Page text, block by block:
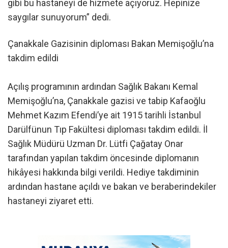
gibi bu hastaneyi de hizmete açıyoruz. Hepinize
saygılar sunuyorum” dedi.
Çanakkale Gazisinin diploması Bakan Memişoğlu’na
takdim edildi
Açılış programının ardından Sağlık Bakanı Kemal
Memişoğlu’na, Çanakkale gazisi ve tabip Kafaoğlu
Mehmet Kazım Efendi’ye ait 1915 tarihli İstanbul
Darülfünun Tıp Fakültesi diploması takdim edildi. İl
Sağlık Müdürü Uzman Dr. Lütfi Çağatay Onar
tarafından yapılan takdim öncesinde diplomanın
hikâyesi hakkında bilgi verildi. Hediye takdiminin
ardından hastane açıldı ve bakan ve beraberindekiler
hastaneyi ziyaret etti.